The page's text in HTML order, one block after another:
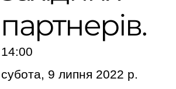
партнерів.
14:00
субота, 9 липня 2022 р.